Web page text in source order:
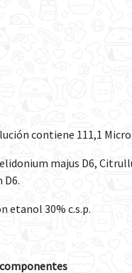
contiene 111,1
majus D6,
D6.
etanol 30% c.s.p.